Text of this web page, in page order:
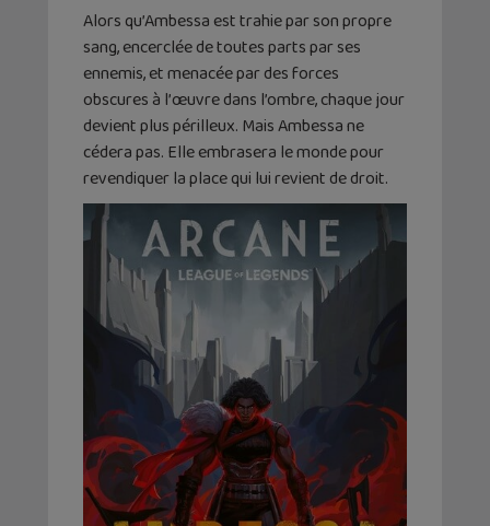
Alors qu’Ambessa est trahie par son propre
sang, encerclée de toutes parts par ses
ennemis, et menacée par des forces
obscures à l’œuvre dans l’ombre, chaque jour
devient plus périlleux. Mais Ambessa ne
cédera pas. Elle embrasera le monde pour
revendiquer la place qui lui revient de droit.